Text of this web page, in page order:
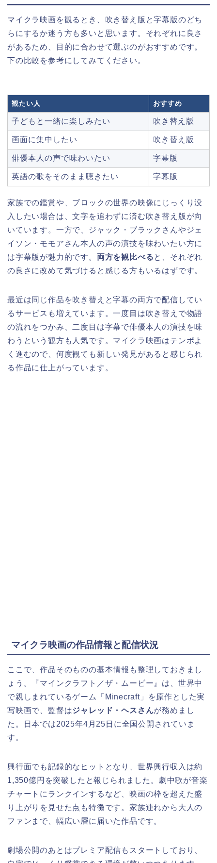
マイクラ映画を観るとき、吹き替え版と字幕版のどち
らにするか迷う方も多いと思います。それぞれに良さ
があるため、目的に合わせて選ぶのがおすすめです。
下の比較を参考にしてみてください。
観たい人 おすすめ
子どもと一緒に楽しみたい 吹き替え版
画面に集中したい 吹き替え版
俳優本人の声で味わいたい 字幕版
英語の歌をそのまま聴きたい 字幕版
家族での鑑賞や、ブロックの世界の映像にじっくり没
入したい場合は、文字を追わずに済む吹き替え版が向
いています。一方で、ジャック・ブラックさんやジェ
イソン・モモアさん本人の声の演技を味わいたい方に
は字幕版が魅力的です。 両方を観比べると、それぞれ
の良さに改めて気づけると感じる方もいるはずです。
最近は同じ作品を吹き替えと字幕の両方で配信してい
るサービスも増えています。一度目は吹き替えで物語
の流れをつかみ、二度目は字幕で俳優本人の演技を味
わうという観方も人気です。マイクラ映画はテンポよ
く進むので、何度観ても新しい発見があると感じられ
る作品に仕上がっています。
マイクラ映画の作品情報と配信状況
ここで、作品そのものの基本情報も整理しておきまし
ょう。『マインクラフト／ザ・ムービー』は、世界中
で親しまれているゲーム「Minecraft」を原作とした実
写映画で、監督はジャレッド・ヘスさんが務めまし
た。日本では2025年4月25日に全国公開されていま
す。
興行面でも記録的なヒットとなり、世界興行収入は約
1,350億円を突破したと報じられました。劇中歌が音楽
チャートにランクインするなど、映画の枠を超えた盛
り上がりを見せた点も特徴です。家族連れから大人の
ファンまで、幅広い層に届いた作品です。
劇場公開のあとはプレミア配信もスタートしており、